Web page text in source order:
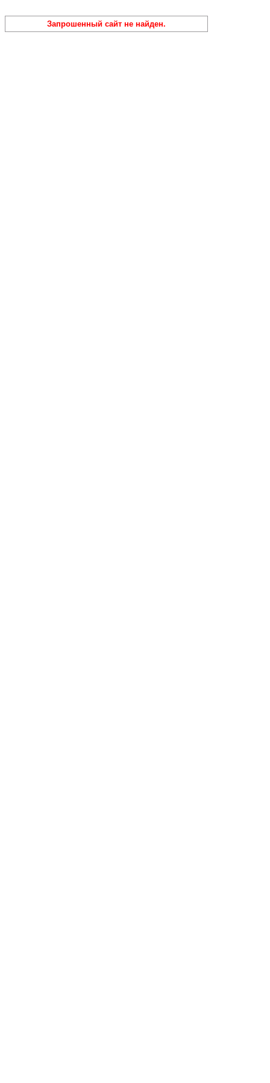
Запрошенный сайт не найден.